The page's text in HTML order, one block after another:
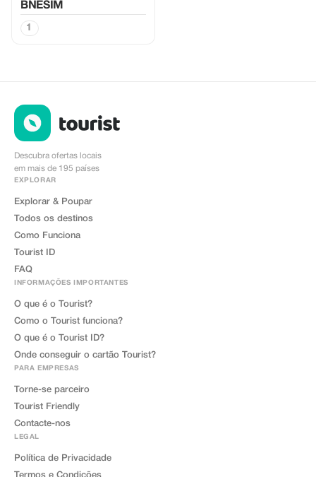
BNESIM
1
Descubra ofertas locais
em mais de 195 países
EXPLORAR
Explorar & Poupar
Todos os destinos
Como Funciona
Tourist ID
FAQ
INFORMAÇÕES IMPORTANTES
O que é o Tourist?
Como o Tourist funciona?
O que é o Tourist ID?
Onde conseguir o cartão Tourist?
PARA EMPRESAS
Torne-se parceiro
Tourist Friendly
Contacte-nos
LEGAL
Política de Privacidade
Termos e Condições